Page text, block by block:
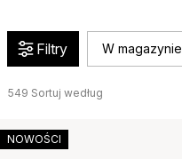
Filtry W magazynie
549 Sortuj według
NOWOŚCI